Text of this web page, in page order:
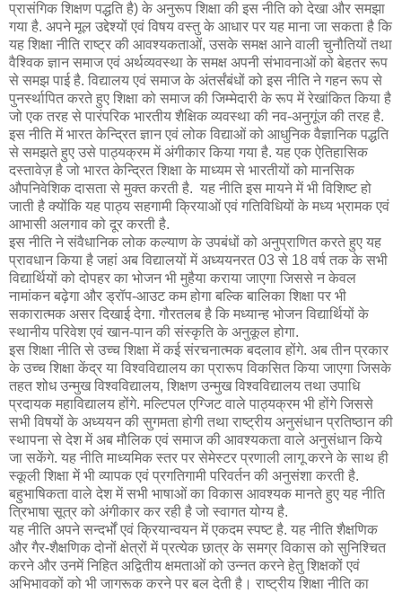
प्रासंगिक शिक्षण पद्धति है) के अनुरूप शिक्षा की इस नीति को देखा और समझा
गया है. अपने मूल उद्देश्यों एवं विषय वस्तु के आधार पर यह माना जा सकता है कि
यह शिक्षा नीति राष्ट्र की आवश्यकताओं, उसके समक्ष आने वाली चुनौतियों तथा
वैश्विक ज्ञान समाज एवं अर्थव्यवस्था के समक्ष अपनी संभावनाओं को बेहतर रूप
से समझ पाई है. विद्यालय एवं समाज के अंतर्संबंधों को इस नीति ने गहन रूप से
पुनर्स्थापित करते हुए शिक्षा को समाज की जिम्मेदारी के रूप में रेखांकित किया है
जो एक तरह से पारंपरिक भारतीय शैक्षिक व्यवस्था की नव-अनुगूंज की तरह है.
इस नीति में भारत केन्द्रित ज्ञान एवं लोक विद्याओं को आधुनिक वैज्ञानिक पद्धति
से समझते हुए उसे पाठ्यक्रम में अंगीकार किया गया है. यह एक ऐतिहासिक
दस्तावेज़ है जो भारत केन्द्रित शिक्षा के माध्यम से भारतीयों को मानसिक
औपनिवेशिक दासता से मुक्त करती है. यह नीति इस मायने में भी विशिष्ट हो
जाती है क्योंकि यह पाठ्य सहगामी क्रियाओं एवं गतिविधियों के मध्य भ्रामक एवं
आभासी अलगाव को दूर करती है.
इस नीति ने संवैधानिक लोक कल्याण के उपबंधों को अनुप्राणित करते हुए यह
प्रावधान किया है जहां अब विद्यालयों में अध्ययनरत 03 से 18 वर्ष तक के सभी
विद्यार्थियों को दोपहर का भोजन भी मुहैया कराया जाएगा जिससे न केवल
नामांकन बढ़ेगा और ड्रॉप-आउट कम होगा बल्कि बालिका शिक्षा पर भी
सकारात्मक असर दिखाई देगा. गौरतलब है कि मध्यान्ह भोजन विद्यार्थियों के
स्थानीय परिवेश एवं खान-पान की संस्कृति के अनुकूल होगा.
इस शिक्षा नीति से उच्च शिक्षा में कई संरचनात्मक बदलाव होंगे. अब तीन प्रकार
के उच्च शिक्षा केंद्र या विश्वविद्यालय का प्रारूप विकसित किया जाएगा जिसके
तहत शोध उन्मुख विश्वविद्यालय, शिक्षण उन्मुख विश्वविद्यालय तथा उपाधि
प्रदायक महाविद्यालय होंगे. मल्टिपल एग्जिट वाले पाठ्यक्रम भी होंगे जिससे
सभी विषयों के अध्ययन की सुगमता होगी तथा राष्ट्रीय अनुसंधान प्रतिष्ठान की
स्थापना से देश में अब मौलिक एवं समाज की आवश्यकता वाले अनुसंधान किये
जा सकेंगे. यह नीति माध्यमिक स्तर पर सेमेस्टर प्रणाली लागू करने के साथ ही
स्कूली शिक्षा में भी व्यापक एवं प्रगतिगामी परिवर्तन की अनुसंशा करती है.
बहुभाषिकता वाले देश में सभी भाषाओं का विकास आवश्यक मानते हुए यह नीति
त्रिभाषा सूत्र को अंगीकार कर रही है जो स्वागत योग्य है.
यह नीति अपने सन्दर्भों एवं क्रियान्वयन में एकदम स्पष्ट है. यह नीति शैक्षणिक
और गैर-शैक्षणिक दोनों क्षेत्रों में प्रत्येक छात्र के समग्र विकास को सुनिश्चित
करने और उनमें निहित अद्वितीय क्षमताओं को उन्नत करने हेतु शिक्षकों एवं
अभिभावकों को भी जागरूक करने पर बल देती है। राष्ट्रीय शिक्षा नीति का